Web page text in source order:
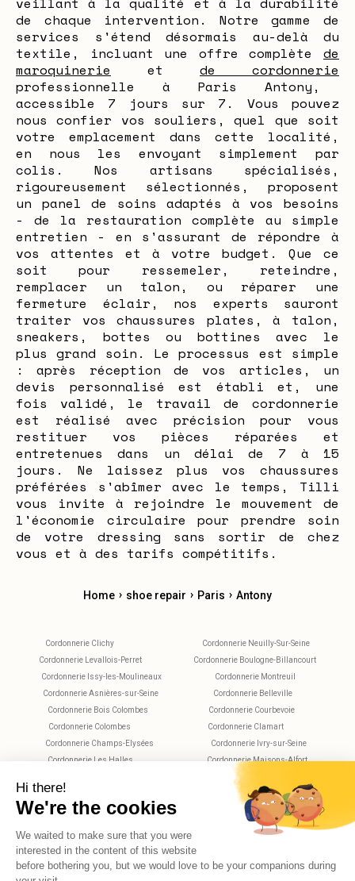
de chaque intervention. Notre gamme de
services s'étend désormais au-delà du
textile, incluant une offre complète de
maroquinerie et de cordonnerie
professionnelle à Paris Antony,
accessible 7 jours sur 7. Vous pouvez
nous confier vos souliers, quel que soit
votre emplacement dans cette localité,
en nous les envoyant simplement par
colis. Nos artisans spécialisés,
rigoureusement sélectionnés, proposent
un panel de soins adaptés à vos besoins
- de la restauration complète au simple
entretien - en s'assurant de répondre à
vos attentes et à votre budget. Que ce
soit pour ressemeler, reteindre,
remplacer un talon, ou réparer une
fermeture éclair, nos experts sauront
traiter vos chaussures plates, à talon,
sneakers, bottes ou bottines avec le
plus grand soin. Le processus est simple
: après réception de vos articles, un
devis personnalisé est établi et, une
fois validé, le travail de cordonnerie
est réalisé avec précision pour vous
restituer vos pièces réparées et
entretenues dans un délai de 7 à 15
jours. Ne laissez plus vos chaussures
préférées s'abîmer avec le temps, Tilli
vous invite à rejoindre le mouvement de
l'économie circulaire pour prendre soin
de votre dressing sans sortir de chez
vous et à des tarifs compétitifs.
Home › shoe repair › Paris › Antony
Cordonnerie Clichy
Cordonnerie Neuilly-Sur-Seine
Cordonnerie Levallois-Perret
Cordonnerie Boulogne-Billancourt
Cordonnerie Issy-les-Moulineaux
Cordonnerie Montreuil
Cordonnerie Asnières-sur-Seine
Cordonnerie Belleville
Cordonnerie Bois Colombes
Cordonnerie Courbevoie
Cordonnerie Colombes
Cordonnerie Clamart
Cordonnerie Champs-Elysées
Cordonnerie Ivry-sur-Seine
Cordonnerie Les Halles
Cordonnerie Maisons-Alfort
Cordonnerie Nanterre
Cordonnerie Plaisance
Cordonnerie Saint-Maur-des-Fossés
Cordonnerie Rueil-Malmaison
Cordonnerie Rochechouart
Cordonnerie Villejuif
Cordonnerie Versailles